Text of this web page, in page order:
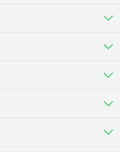
ど）
ビニールハウスで多様な野菜の生産
専門職（獣医師･人工授精師･